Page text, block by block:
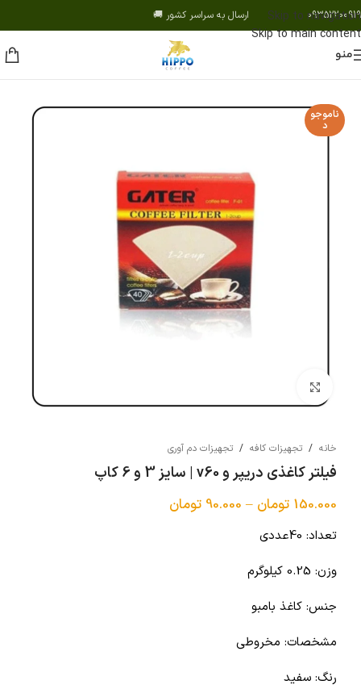
Skip to navigation
Skip to main content
09352200919 ارسال به سراسر کشور 🚚
منو
ناموجو
د
خانه / تجهیزات کافه / تجهیزات دم آوری
فیلتر کاغذی دریپر و v60 | سایز 3 و 6 کاپ
150.000 تومان –
90.000 تومان
تعداد: 40عددی
وزن: 0.25 کیلوگرم
جنس: کاغذ بامبو
مشخصات: مخروطی
رنگ: سفید